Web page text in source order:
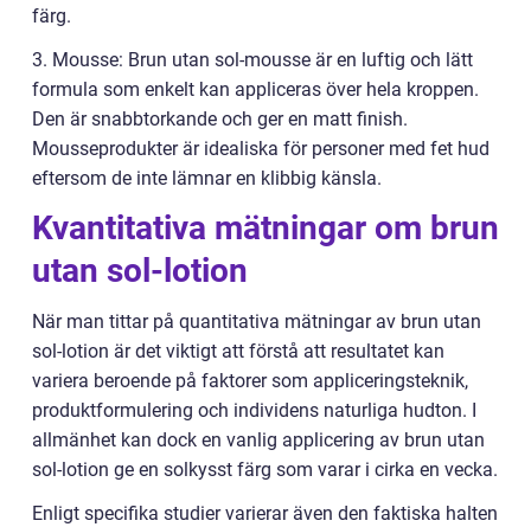
färg.
3. Mousse: Brun utan sol-mousse är en luftig och lätt
formula som enkelt kan appliceras över hela kroppen.
Den är snabbtorkande och ger en matt finish.
Mousseprodukter är idealiska för personer med fet hud
eftersom de inte lämnar en klibbig känsla.
Kvantitativa mätningar om brun
utan sol-lotion
När man tittar på quantitativa mätningar av brun utan
sol-lotion är det viktigt att förstå att resultatet kan
variera beroende på faktorer som appliceringsteknik,
produktformulering och individens naturliga hudton. I
allmänhet kan dock en vanlig applicering av brun utan
sol-lotion ge en solkysst färg som varar i cirka en vecka.
Enligt specifika studier varierar även den faktiska halten